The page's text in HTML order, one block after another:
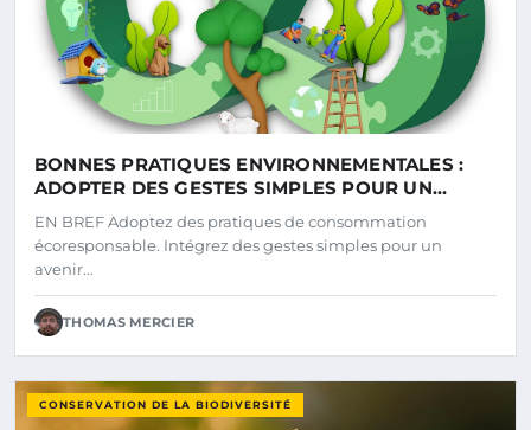
BONNES PRATIQUES ENVIRONNEMENTALES :
ADOPTER DES GESTES SIMPLES POUR UN
AVENIR DURABLE
EN BREF Adoptez des pratiques de consommation
écoresponsable. Intégrez des gestes simples pour un
avenir…
THOMAS MERCIER
CONSERVATION DE LA BIODIVERSITÉ